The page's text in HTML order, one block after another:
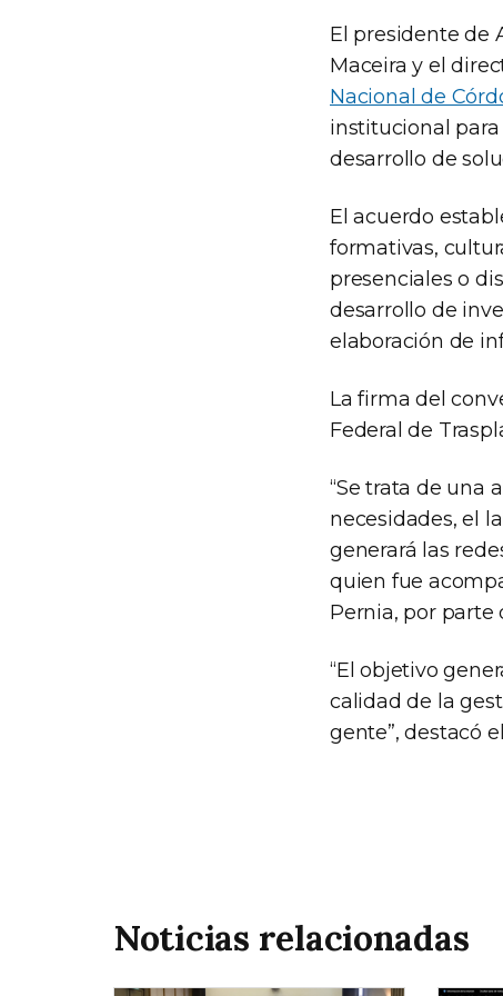
El presidente de
Maceira y el
Nacional de
institucional
desarrollo de
El acuerdo
formativas,
presenciales o
desarrollo de
elaboración de
La firma del
Federal de
“Se trata de una
necesidades, el
generará las
quien fue
Pernia, por parte
“El objetivo
calidad de la
gente”, destacó
Noticias relacionadas